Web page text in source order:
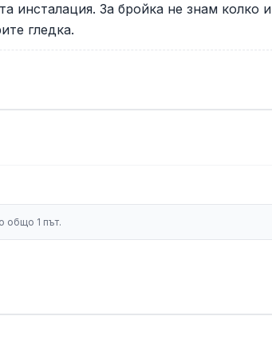
инсталация. За бройка не знам колко
гледка.
общо 1 път.